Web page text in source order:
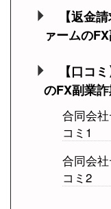
【返金
ァームの
【口コ
のFX副業
合同会
コミ1
合同会
コミ2